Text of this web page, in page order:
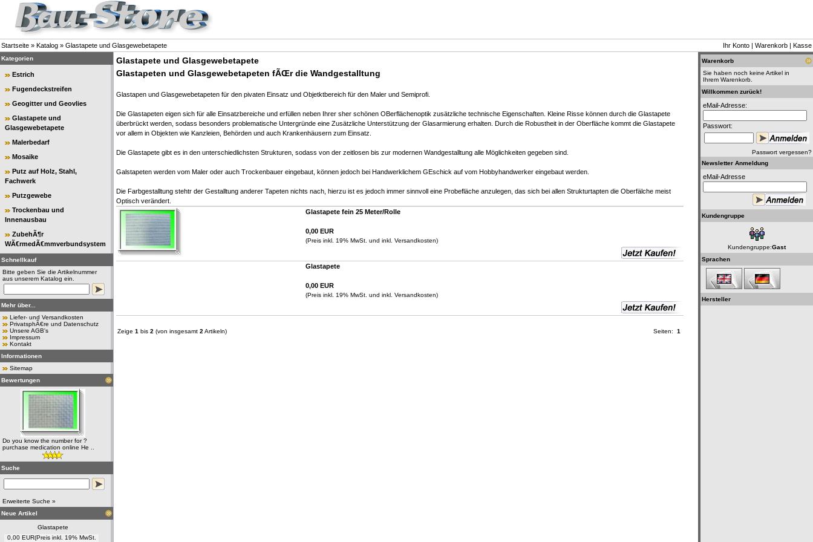
Startseite » Katalog » Glastapete und Glasgewebetapete Ihr Konto | Warenkorb | Kasse
Kategorien
Estrich
Fugendeckstreifen
Geogitter und Geovlies
Glastapete und
Glasgewebetapete
Malerbedarf
Mosaike
Putz auf Holz, Stahl,
Fachwerk
Putzgewebe
Trockenbau und
Innenausbau
ZubehÃ¶r
WÃ€rmedÃ€mmverbundsystem
Schnellkauf
Bitte geben Sie die Artikelnummer
aus unserem Katalog ein.
Mehr über...
Liefer- und Versandkosten
PrivatsphÃ€re und Datenschutz
Unsere AGB's
Impressum
Kontakt
Informationen
Sitemap
Bewertungen
Do you know the number for ?
purchase medication online He ..
Suche
Erweiterte Suche »
Neue Artikel
Glastapete
0,00 EUR(Preis inkl. 19% MwSt.
Glastapete und Glasgewebetapete
Glastapeten und Glasgewebetapeten fÃŒr die Wandgestalltung
Glastapen und Glasgewebetapeten für den pivaten Einsatz und Objetktbereich für den Maler und Semiprofi.
Die Glastapeten eigen sich für alle Einsatzbereiche und erfüllen neben Ihrer sher schönen OBerflächenoptik zusätzliche technische Eigenschaften. Kleine Risse können durch die Glastapete
überbrückt werden, sodass besonders problematische Untergründe eine Zusätzliche Unterstützung der Glasarmierung erhalten. Durch die Robustheit in der Oberfläche kommt die Glastapete
vor allem in Objekten wie Kanzleien, Behörden und auch Krankenhäusern zum Einsatz.
Die Glastapete gibt es in den unterschiedlichsten Strukturen, sodass von der zeitlosen bis zur modernen Wandgestalltung alle Möglichkeiten gegeben sind.
Galstapeten werden vom Maler oder auch Trockenbauer eingebaut, können jedoch bei Handwerklichem GEschick auf vom Hobbyhandwerker eingebaut werden.
Die Farbgestalltung stehtr der Gestalltung anderer Tapeten nichts nach, hierzu ist es jedoch immer sinnvoll eine Probefläche anzulegen, das sich bei allen Strukturtapten die Oberfälche meist
Optisch verändert.
Glastapete fein 25 Meter/Rolle
0,00 EUR
(Preis inkl. 19% MwSt. und inkl. Versandkosten)
Glastapete
0,00 EUR
(Preis inkl. 19% MwSt. und inkl. Versandkosten)
Zeige 1 bis 2 (von insgesamt 2 Artikeln) Seiten: 1
Warenkorb
Sie haben noch keine Artikel in
Ihrem Warenkorb.
Willkommen zurück!
eMail-Adresse:
Passwort:
Passwort vergessen?
Newsletter Anmeldung
eMail-Adresse
Kundengruppe
Kundengruppe:Gast
Sprachen
Hersteller